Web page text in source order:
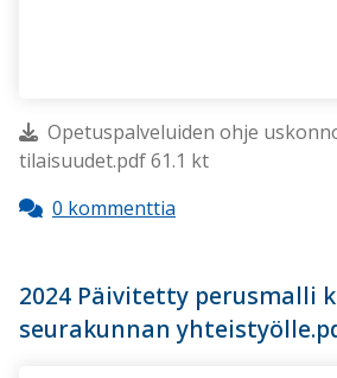
Opetuspalveluiden ohje
tilaisuudet.pdf 61.1 kt
0 kommenttia
2024 Päivitetty perusmalli
seurakunnan